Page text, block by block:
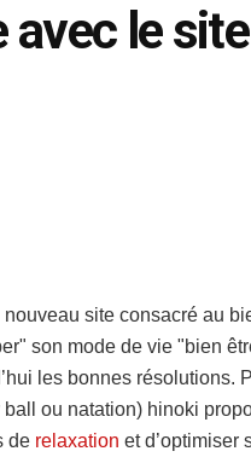
avec le
site consacré au
son mode de vie "bien
les bonnes résolutions.
ou natation) hinoki
de relaxation et d’optimiser